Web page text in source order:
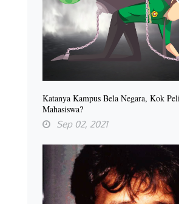
Katanya Kampus Bela Negara, Kok
Mahasiswa?
Sep 02, 2021